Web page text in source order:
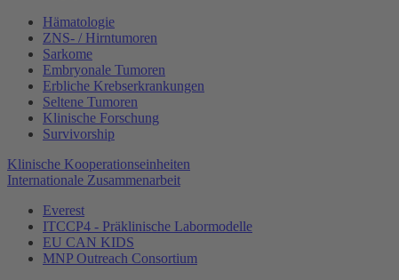
Hämatologie
ZNS- / Hirntumoren
Sarkome
Embryonale Tumoren
Erbliche Krebserkrankungen
Seltene Tumoren
Klinische Forschung
Survivorship
Klinische Kooperationseinheiten
Internationale Zusammenarbeit
Everest
ITCCP4 - Präklinische Labormodelle
EU CAN KIDS
MNP Outreach Consortium